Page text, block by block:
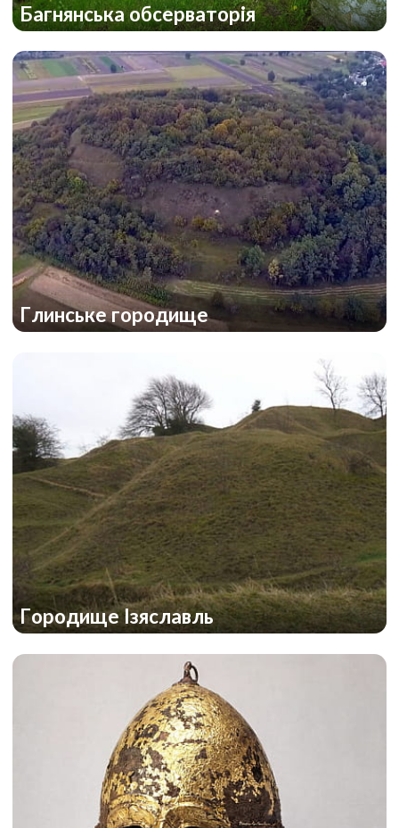
Багнянська обсерваторія
Глинське городище
Городище Ізяславль